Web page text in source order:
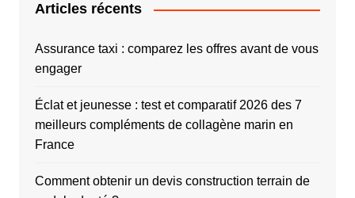
Articles récents
Assurance taxi : comparez les offres avant de vous
engager
Éclat et jeunesse : test et comparatif 2026 des 7
meilleurs compléments de collagène marin en
France
Comment obtenir un devis construction terrain de